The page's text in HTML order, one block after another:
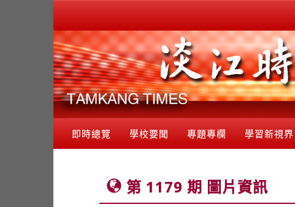
即時總覽 學校要聞 專題專欄 學習新視界
第 1179 期 圖片資訊